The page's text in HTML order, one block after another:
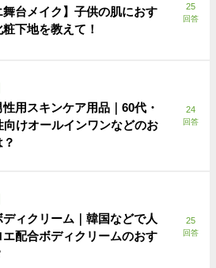
舞台メイク】子供の肌におす
下地を教えて！
25
回答
用スキンケア用品｜60代・
向けオールインワンなどのお
24
回答
ディクリーム｜韓国などで人
エ配合ボディクリームのおす
25
回答